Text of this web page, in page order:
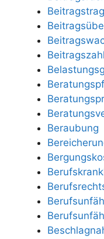
Beraubung